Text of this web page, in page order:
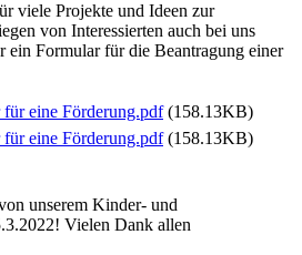
viele Projekte und Ideen zur
von Interessierten auch bei uns
ein Formular für die Beantragung einer
eine Förderung.pdf(158.13KB)
eine Förderung.pdf(158.13KB)
unserem Kinder- und
Vielen Dank allen